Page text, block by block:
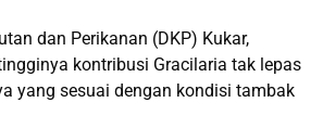
dan Perikanan (DKP) Kukar,
kontribusi Gracilaria tak lepas
yang sesuai dengan kondisi tambak